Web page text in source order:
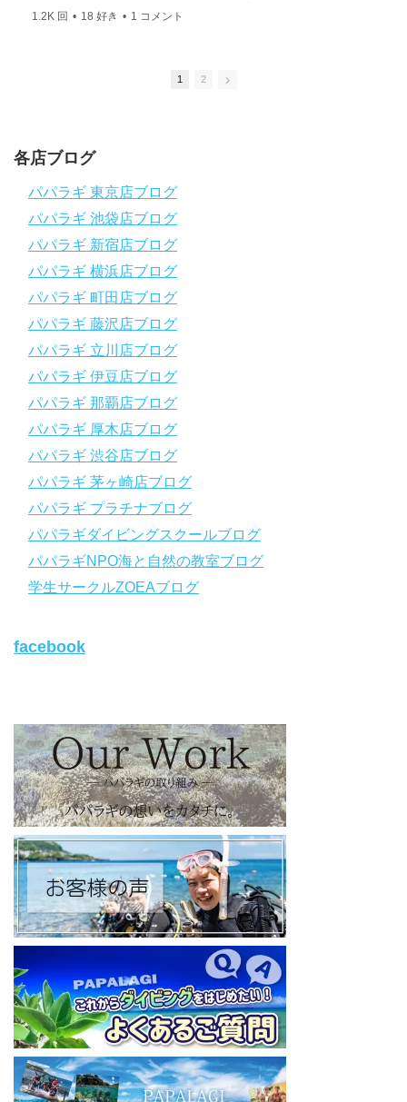
や悩みごとを解消するためのチャンネルです
ひとりでも多くの方に、素敵なダイビングライフを送っていただ
ダイビングのこんな情報を知りたいなどありましたらコメントを
～～～～～～～～～～～～～～～～～～～～～～～～～～～～
1986年創業！国内最大規模のスキューバダイビングスクール。
徹底した安全管理と、国内トップクラスの初心者ダイビングライ
センス認定実績。
～～～～～～～～～～～～～～～～～～～～～～～～～～～～
【スマホで見れるWebマニュアル！】
パパラギ公式LINEにご登録の上、メニューから「動画資料」を
タップ！
↓↓↓↓↓↓こちら
↓↓↓↓↓↓
https://www.papalagi.co.jp/lp/line_registration/.
＿＿＿＿＿＿＿＿＿＿＿＿＿＿＿＿＿＿＿＿＿＿＿＿＿＿＿＿
https://www.papalagi.co.jp/lp/line_registration/.
YouTubeで言えない話をこっそり配信
◆ライセンス取得の前に知っておきたい情報満載の動画はコチラ
https://youtu.be/UBiZ64WlU7c?si=I5rkY-mkfTCxZVn7
◆ライセンス取得コースについて知りたい方はコチラ
ode
【パパラギダイビングスクール ホームページ】
https://www.papalagi.co.jp
旬な海の情報はコチラから！
日々の活動状況や報告はXで公開中！
https://x.com/papalagidivers?s=20
【パパラギダイビングスクール Blog
】
お得なイベント告知やツアー情報を知りたい方へ
https://papalagi-blog.com/
◆YouTubeチャンネル登録はコチラから
https://www.youtube.com/channel/UCYG3vspMIHdLQaKA7XNIjD
◆各地の水中世界を紹介するチャンネル、その名も「水中世界」
（サブチャンネル）
https://www.youtube.com/@user-mw1pw2jb4j
【初心者ダイビングライセンスコースはコチラ】
https://www.papalagi.co.jp/databox/data.php/campaign_owd_ja/c
ode
====================================
パパラギダイビングスクール
藤沢本店
神奈川県藤沢市 南藤沢10-4
本社企画部
0466-26-6101
1.2K 回 • 18 好き • 1 コメント
1 2
各店ブログ
パパラギ 東京店ブログ
パパラギ 池袋店ブログ
パパラギ 新宿店ブログ
パパラギ 横浜店ブログ
パパラギ 町田店ブログ
パパラギ 藤沢店ブログ
パパラギ 立川店ブログ
パパラギ 伊豆店ブログ
パパラギ 那覇店ブログ
パパラギ 厚木店ブログ
パパラギ 渋谷店ブログ
パパラギ 茅ヶ崎店ブログ
パパラギ プラチナブログ
パパラギダイビングスクールブログ
パパラギNPO海と自然の教室ブログ
学生サークルZOEAブログ
facebook